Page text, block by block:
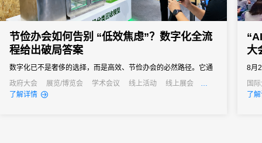
节俭办会如何告别 “低效焦虑”？数字化全流
程给出破局答案
数字化已不是奢侈的选择，而是高效、节俭办会的必然路径。它通
过技术手段打通会议管理的各个环节，用自动化替代人工操作、以
数据化驱动决策、以无纸化践行绿色理念，最终实现成本降低与效
政府大会 展览/博览会 学术会议 线上活动
线上展会
公关活动
招商会
了解详情
大
8月
在
国
线
了